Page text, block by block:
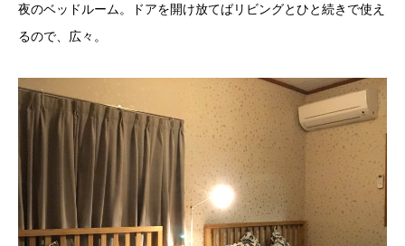
夜のベッドルーム。ドアを開け放てばリビングとひと続きで使え
るので、広々。